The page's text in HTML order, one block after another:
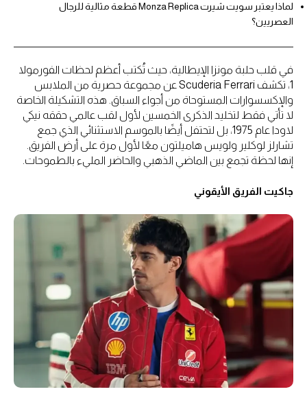
لماذا يعتبر سويت شيرت Monza Replica قطعة مثالية للرجال
العصريين؟
في قلب حلبة مونزا الإيطالية، حيث تُكتب أعظم لحظات الفورمولا
1، تكشف Scuderia Ferrari عن مجموعة حصرية من الملابس
والإكسسوارات المستوحاة من أجواء السباق. هذه التشكيلة الخاصة
لا تأتي فقط لتخليد الذكرى الخمسين لأول لقب عالمي حققه نيكي
لاودا عام 1975، بل لتحتفل أيضًا بالموسم الاستثنائي الذي جمع
تشارلز لوكلير ولويس هاميلتون معًا لأول مرة على أرض الفريق.
إنها لحظة تجمع بين الماضي الذهبي والحاضر المليء بالطموحات.
جاكيت الفريق الأيقوني